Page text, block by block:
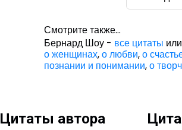
Смотрите также...
Бернард Шоу - все цитаты
о женщинах,о любви,о
познании и понимании,о
Цитаты автора